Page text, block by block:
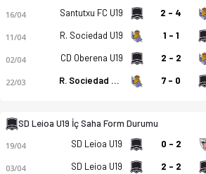
SD Leioa U19 - Real Sociedad U19 4-
16/04 Santutxu FC U19 2 - 4
11/04 R. Sociedad U19 1 - 1
02/04 CD Oberena U19 2 - 2
22/03 R. Sociedad U19 7 - 0
SD Leioa U19 İç Saha Form Durumu
19/04 SD Leioa U19 0 - 2
03/04 SD Leioa U19 2 - 2